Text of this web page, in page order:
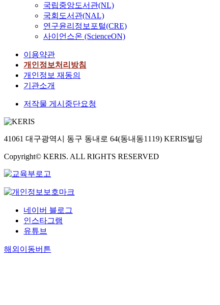
국립중앙도서관(NL)
국회도서관(NAL)
연구윤리정보포털(CRE)
사이언스온 (ScienceON)
이용약관
개인정보처리방침
개인정보 재동의
기관소개
저작물 게시중단요청
41061 대구광역시 동구 동내로 64(동내동1119) KERIS빌딩
Copyright© KERIS. ALL RIGHTS RESERVED
네이버 블로그
인스타그램
유튜브
해외이동버튼